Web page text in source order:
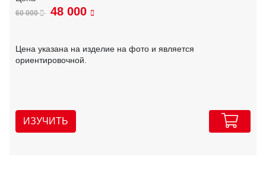
60 000 48 000
Цена указана на изделие на фото и является
ориентировочной.
ИЗУЧИТЬ